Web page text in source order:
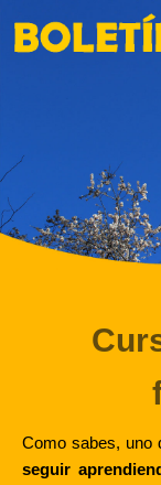
Como sabes, uno
seguir